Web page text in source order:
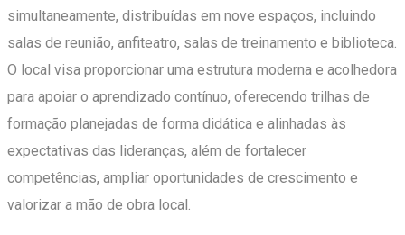
simultaneamente, distribuídas em nove espaços, incluindo
salas de reunião, anfiteatro, salas de treinamento e biblioteca.
O local visa proporcionar uma estrutura moderna e acolhedora
para apoiar o aprendizado contínuo, oferecendo trilhas de
formação planejadas de forma didática e alinhadas às
expectativas das lideranças, além de fortalecer
competências, ampliar oportunidades de crescimento e
valorizar a mão de obra local.